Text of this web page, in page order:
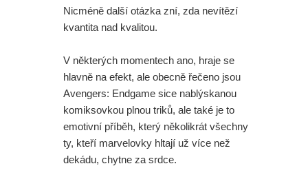
Nicméně další otázka zní, zda nevítězí
kvantita nad kvalitou.
V některých momentech ano, hraje se
hlavně na efekt, ale obecně řečeno jsou
Avengers: Endgame sice nablýskanou
komiksovkou plnou triků, ale také je to
emotivní příběh, který několikrát všechny
ty, kteří marvelovky hltají už více než
dekádu, chytne za srdce.